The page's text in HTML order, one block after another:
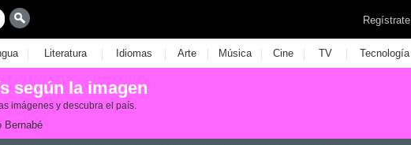
Regístrate
| Literatura | Idiomas | Arte | Música | Cine | TV | Tecnología
según la imagen
imágenes y descubra el país.
Bernabé